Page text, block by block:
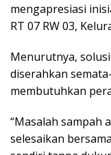
mengapresiasi
RT 07 RW 03,
Menurutnya,
diserahkan
membutuhkan
“Masalah sampah
selesaikan